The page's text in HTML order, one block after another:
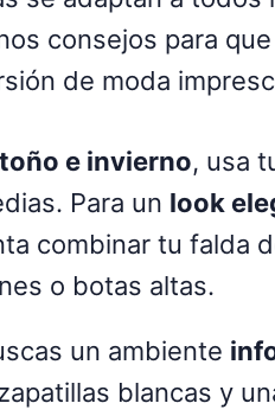
consejos para
de moda
e invierno, usa
Para un look
combinar tu falda
o botas altas.
un ambiente
blancas y